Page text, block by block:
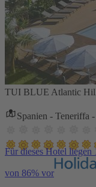
TUI BLUE Atlantic
Spanien - Teneriffa
Für dieses Hotel
von 86% vor